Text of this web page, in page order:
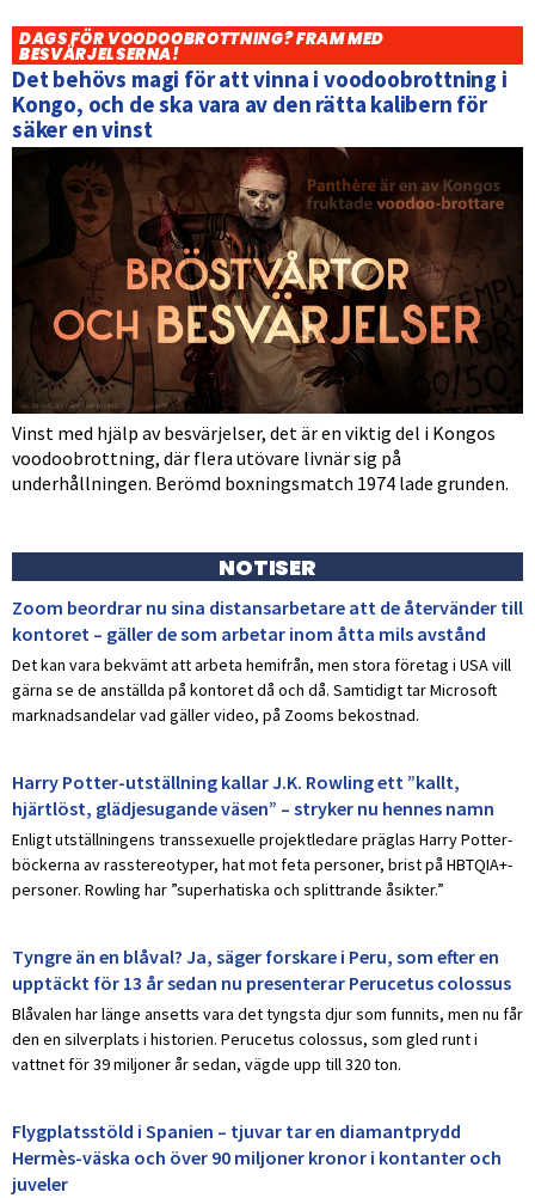
DAGS FÖR VOODOOBROTTNING? FRAM MED
BESVÄRJELSERNA!
Det behövs magi för att vinna i voodoobrottning i
Kongo, och de ska vara av den rätta kalibern för
säker en vinst
Vinst med hjälp av besvärjelser, det är en viktig del i Kongos
voodoobrottning, där flera utövare livnär sig på
underhållningen. Berömd boxningsmatch 1974 lade grunden.
NOTISER
Zoom beordrar nu sina distansarbetare att de återvänder till
kontoret – gäller de som arbetar inom åtta mils avstånd
Det kan vara bekvämt att arbeta hemifrån, men stora företag i USA vill
gärna se de anställda på kontoret då och då. Samtidigt tar Microsoft
marknadsandelar vad gäller video, på Zooms bekostnad.
Harry Potter-utställning kallar J.K. Rowling ett ”kallt,
hjärtlöst, glädjesugande väsen” – stryker nu hennes namn
Enligt utställningens transsexuelle projektledare präglas Harry Potter-
böckerna av rasstereotyper, hat mot feta personer, brist på HBTQIA+-
personer. Rowling har ”superhatiska och splittrande åsikter.”
Tyngre än en blåval? Ja, säger forskare i Peru, som efter en
upptäckt för 13 år sedan nu presenterar Perucetus colossus
Blåvalen har länge ansetts vara det tyngsta djur som funnits, men nu får
den en silverplats i historien. Perucetus colossus, som gled runt i
vattnet för 39 miljoner år sedan, vägde upp till 320 ton.
Flygplatsstöld i Spanien – tjuvar tar en diamantprydd
Hermès-väska och över 90 miljoner kronor i kontanter och
juveler